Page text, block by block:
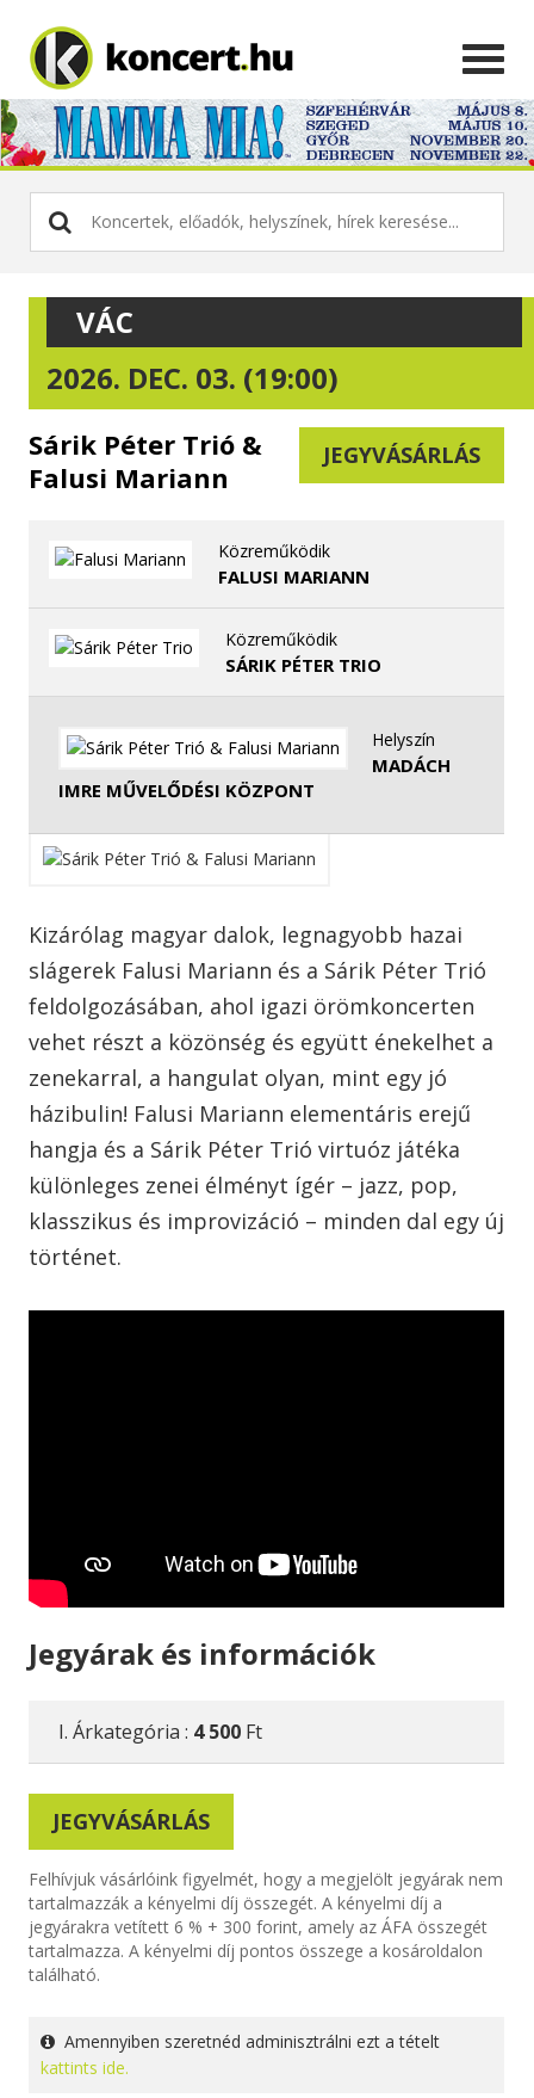
VÁC
2026. DEC. 03. (19:00)
JEGYVÁSÁRLÁS
Sárik Péter Trió &
Falusi Mariann
Közreműködik
FALUSI MARIANN
Közreműködik
SÁRIK PÉTER TRIO
Helyszín
MADÁCH
IMRE MŰVELŐDÉSI KÖZPONT
Kizárólag magyar dalok, legnagyobb hazai
slágerek Falusi Mariann és a Sárik Péter Trió
feldolgozásában, ahol igazi örömkoncerten
vehet részt a közönség és együtt énekelhet a
zenekarral, a hangulat olyan, mint egy jó
házibulin! Falusi Mariann elementáris erejű
hangja és a Sárik Péter Trió virtuóz játéka
különleges zenei élményt ígér – jazz, pop,
klasszikus és improvizáció – minden dal egy új
történet.
Jegyárak és információk
I. Árkategória : 4 500 Ft
JEGYVÁSÁRLÁS
Felhívjuk vásárlóink figyelmét, hogy a megjelölt jegyárak nem
tartalmazzák a kényelmi díj összegét. A kényelmi díj a
jegyárakra vetített 6 % + 300 forint, amely az ÁFA összegét
tartalmazza. A kényelmi díj pontos összege a kosároldalon
található.
Amennyiben szeretnéd adminisztrálni ezt a tételt
kattints ide.